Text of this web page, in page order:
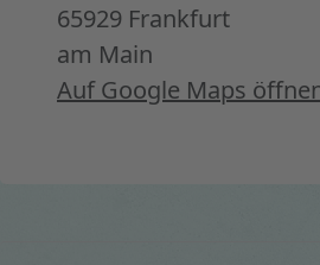
65929 Frankfurt
am Main
Auf Google Maps